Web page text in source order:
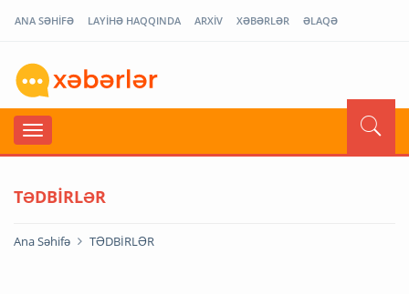
ANA SƏHİFƏ LAYİHƏ HAQQINDA ARXİV XƏBƏRLƏR ƏLAQƏ
TƏDBİRLƏR
Ana Səhifə TƏDBİRLƏR